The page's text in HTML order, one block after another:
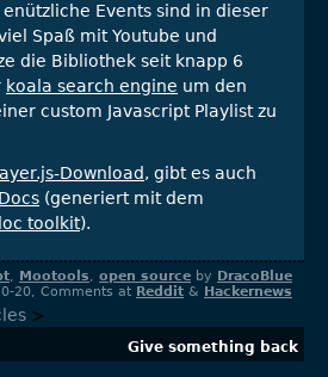
Events sind in dieser
Spaß mit Youtube und
die Bibliothek seit knapp 6
koala search engine um den
custom Javascript Playlist zu
Download, gibt es auch
(generiert mit dem
toolkit).
, Mootools, open source by DracoBlue
20, Comments at Reddit & Hackernews
>
Give something back